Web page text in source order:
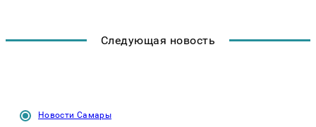
Следующая новость
Новости Самары